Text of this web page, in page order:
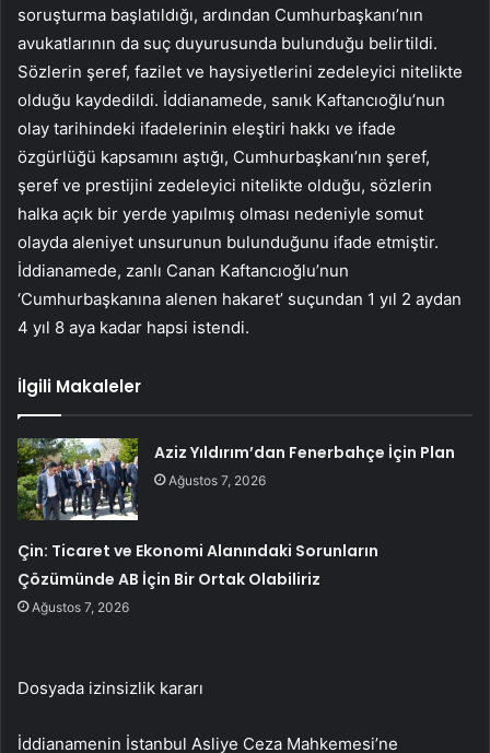
soruşturma başlatıldığı, ardından Cumhurbaşkanı’nın
avukatlarının da suç duyurusunda bulunduğu belirtildi.
Sözlerin şeref, fazilet ve haysiyetlerini zedeleyici nitelikte
olduğu kaydedildi. İddianamede, sanık Kaftancıoğlu’nun
olay tarihindeki ifadelerinin eleştiri hakkı ve ifade
özgürlüğü kapsamını aştığı, Cumhurbaşkanı’nın şeref,
şeref ve prestijini zedeleyici nitelikte olduğu, sözlerin
halka açık bir yerde yapılmış olması nedeniyle somut
olayda aleniyet unsurunun bulunduğunu ifade etmiştir.
İddianamede, zanlı Canan Kaftancıoğlu’nun
‘Cumhurbaşkanına alenen hakaret’ suçundan 1 yıl 2 aydan
4 yıl 8 aya kadar hapsi istendi.
İlgili Makaleler
Aziz Yıldırım’dan Fenerbahçe İçin Plan
Ağustos 7, 2026
Çin: Ticaret ve Ekonomi Alanındaki Sorunların
Çözümünde AB İçin Bir Ortak Olabiliriz
Ağustos 7, 2026
Dosyada izinsizlik kararı
İddianamenin İstanbul Asliye Ceza Mahkemesi’ne